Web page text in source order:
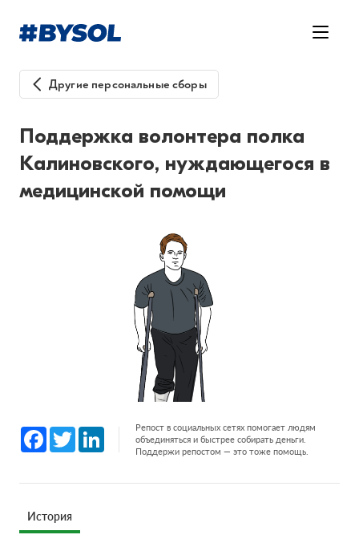
Другие персональные сборы
Поддержка волонтера полка
Калиновского, нуждающегося в
медицинской помощи
Facebook
Twitter LinkedInРепост в социальных сетях помогает людям
объединяться и быстрее собирать деньги.
Поддержи репостом — это тоже помощь.
История